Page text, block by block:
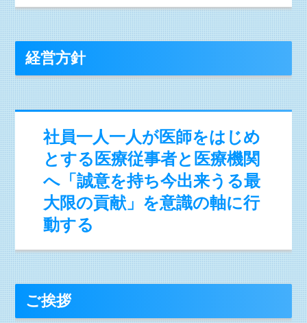
経営方針
社員一人一人が医師をはじめ
とする医療従事者と医療機関
へ「誠意を持ち今出来うる最
大限の貢献」を意識の軸に行
動する
ご挨拶